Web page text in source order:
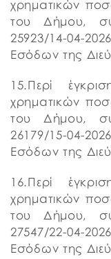
χρηματικών
του Δήμου,
25923/14-04-
Εσόδων της
15.Περί
χρηματικών
του Δήμου,
26179/15-04-
Εσόδων της
16.Περί
χρηματικών
του Δήμου,
27547/22-04-
Εσόδων της